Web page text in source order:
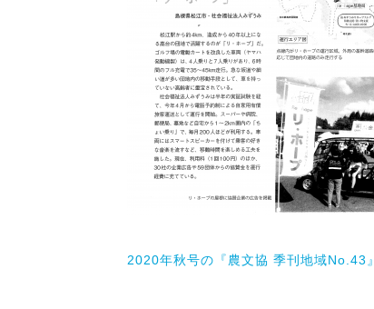
2020年秋号の『農文協 季刊地域No.43』